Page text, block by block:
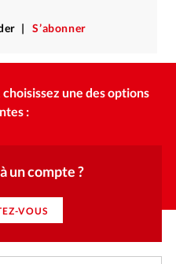
S’abonner
une des options
:
un compte ?
VOUS